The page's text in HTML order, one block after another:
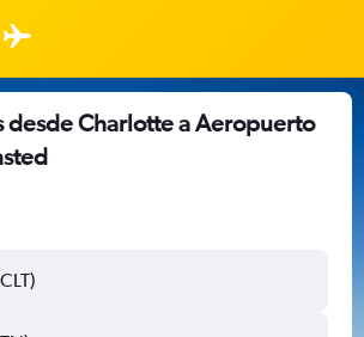
desde Charlotte a Aeropuerto